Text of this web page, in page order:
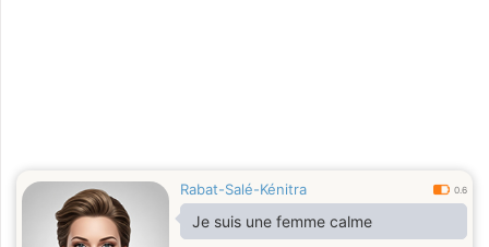
Rabat-Salé-Kénitra 0.6
Je suis une femme calme